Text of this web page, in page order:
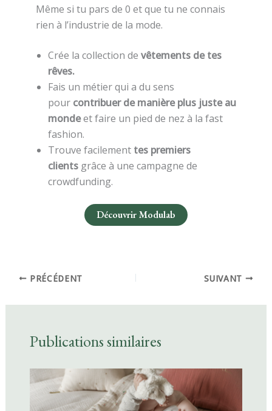
Même si tu pars de 0 et que tu ne connais
rien à l’industrie de la mode.
Crée la collection de vêtements de tes
rêves.
Fais un métier qui a du sens
pour contribuer de manière plus juste au
mondeet faire un pied de nez à la fast
fashion.
Trouve facilementtes premiers
clientsgrâce à une campagne de
crowdfunding.
Découvrir Modulab
PRÉCÉDENT SUIVANT
Publications similaires